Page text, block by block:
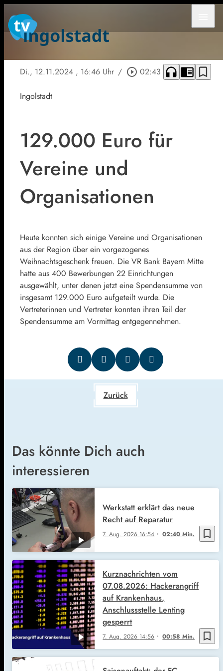
Di., 12.11.2024 , 16:46 Uhr / play_circle_outline 02:43 headphones chrome_reader_mode bookmark_border
Ingolstadt
129.000 Euro für
Vereine und
Organisationen
Heute konnten sich einige Vereine und Organisationen
aus der Region über ein vorgezogenes
Weihnachtsgeschenk freuen. Die VR Bank Bayern Mitte
hatte aus 400 Bewerbungen 22 Einrichtungen
ausgewählt, unter denen jetzt eine Spendensumme von
insgesamt 129.000 Euro aufgeteilt wurde. Die
Vertreterinnen und Vertreter konnten ihren Teil der
Spendensumme am Vormittag entgegennehmen.
Zurück
Das könnte Dich auch
interessieren
bookmark_border
7. Aug. 2026 16:54 02:40 Min.
Werkstatt erklärt das neue
Recht auf Reparatur
bookmark_border
7. Aug. 2026 14:56 00:58 Min.
Kurznachrichten vom
07.08.2026: Hackerangriff
auf Krankenhaus,
Anschlussstelle Lenting
gesperrt